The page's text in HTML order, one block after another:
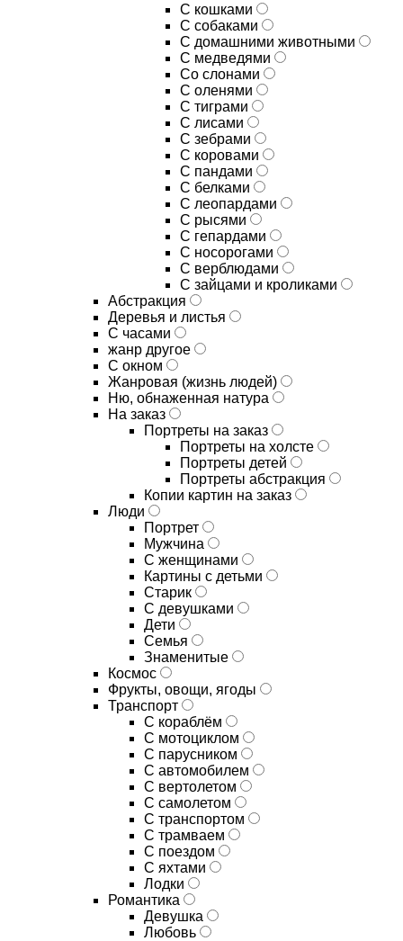
С кошками
С собаками
С домашними животными
С медведями
Со слонами
С оленями
С тиграми
С лисами
С зебрами
С коровами
С пандами
С белками
С леопардами
С рысями
С гепардами
С носорогами
С верблюдами
С зайцами и кроликами
Абстракция
Деревья и листья
С часами
жанр другое
С окном
Жанровая (жизнь людей)
Ню, обнаженная натура
На заказ
Портреты на заказ
Портреты на холсте
Портреты детей
Портреты абстракция
Копии картин на заказ
Люди
Портрет
Мужчина
С женщинами
Картины с детьми
Старик
С девушками
Дети
Семья
Знаменитые
Космос
Фрукты, овощи, ягоды
Транспорт
С кораблём
С мотоциклом
С парусником
С автомобилем
С вертолетом
С самолетом
С транспортом
С трамваем
С поездом
С яхтами
Лодки
Романтика
Девушка
Любовь